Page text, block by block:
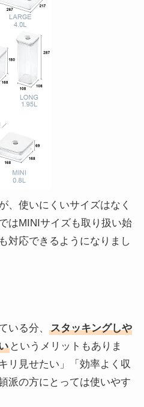
、使いにくいサイズはなく
はMINIサイズも取り扱い始
対応できるようになりまし
いる分、
スタッキングしや
というメリットもありま
リ見せたい」「効率よく収
派の方にとっては使いやす